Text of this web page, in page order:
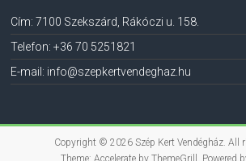
Cím: 7100 Szekszárd Rákóczi u. 158.
Telefon:+36 70 5251821
E-mail: info@szepkertvendeghaz.hu
Copyright © 2026Szép Kert Vendégház. All
Theme: Accelerateby ThemeGrill. Powered